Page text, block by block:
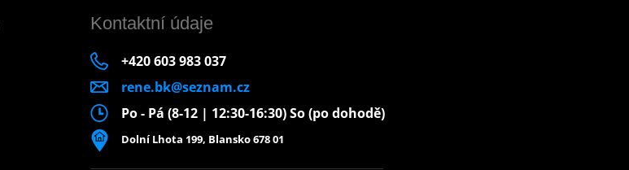
Kontaktní údaje
+420 603 983 037
rene.bk@seznam.cz
Po - Pá (8-12 | 12:30-16:30) So (po dohodě)
Dolní Lhota 199, Blansko 678 01